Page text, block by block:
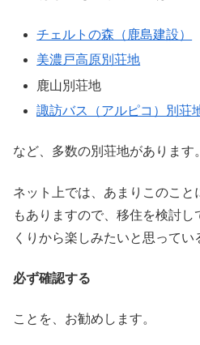
チェルトの森（鹿島建設）
美濃戸高原別荘地
鹿山別荘地
諏訪バス（アルピコ）別荘
など、多数の別荘地があります。
ネット上では、あまりこのこ
もありますので、移住を検討
くりから楽しみたいと思ってい
必ず確認する
ことを、お勧めします。